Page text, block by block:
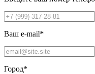
Ваш e-mail*
Город*